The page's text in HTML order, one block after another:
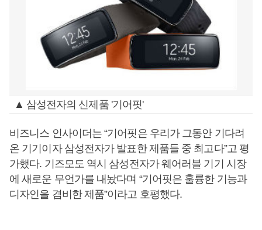
▲ 삼성전자의 신제품 '기어핏'
비즈니스 인사이더는 “기어핏은 우리가 그동안 기다려
온 기기이자 삼성전자가 발표한 제품들 중 최고다”고 평
가했다. 기즈모도 역시 삼성전자가 웨어러블 기기 시장
에 새로운 무언가를 내놨다며 “기어핏은 훌륭한 기능과
디자인을 겸비한 제품”이라고 호평했다.